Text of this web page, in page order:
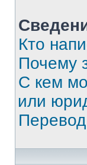
Кто
Почему
С кем
или